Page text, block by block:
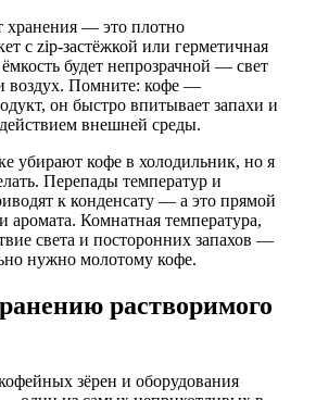
хранения — это плотно
с zip-застёжкой или герметичная
будет непрозрачной — свет
воздух. Помните: кофе —
он быстро впитывает запахи и
внешней среды.
убирают кофе в холодильник, но я
Перепады температур и
к конденсату — а это прямой
аромата. Комнатная температура,
света и посторонних запахов —
нужно молотому кофе.
растворимого